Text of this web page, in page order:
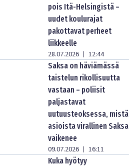
pois Itä-Helsingistä –
uudet koulurajat
pakottavat perheet
liikkeelle
28.07.2026 | 12:44
Saksa on häviämässä
taistelun rikollisuutta
vastaan – poliisit
paljastavat
uutuusteoksessa, mistä
asioista virallinen Saksa
vaikenee
09.07.2026 | 16:11
Kuka hyötyy